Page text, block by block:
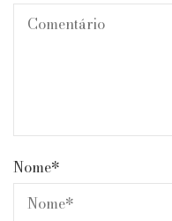
Nome*